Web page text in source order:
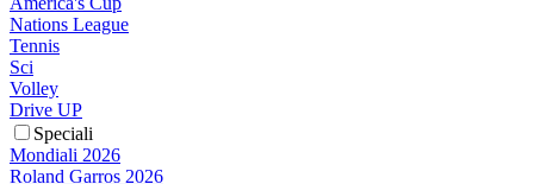
Nations League
Tennis
Sci
Volley
Drive UP
Speciali
Mondiali 2026
Roland Garros 2026